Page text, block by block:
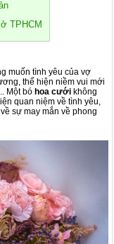
TPHCM
muốn tình yêu của vợ
thể hiện niềm vui mới
Một bó hoa cưới không
quan niệm về tình yêu,
sự may mắn về phong